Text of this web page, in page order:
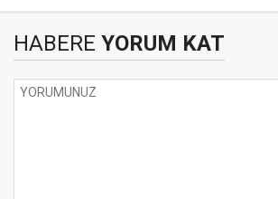
HABERE YORUM KAT